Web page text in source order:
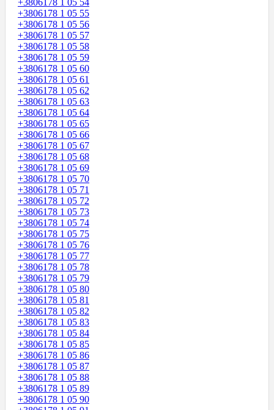
+3806178 1 05 54
+3806178 1 05 55
+3806178 1 05 56
+3806178 1 05 57
+3806178 1 05 58
+3806178 1 05 59
+3806178 1 05 60
+3806178 1 05 61
+3806178 1 05 62
+3806178 1 05 63
+3806178 1 05 64
+3806178 1 05 65
+3806178 1 05 66
+3806178 1 05 67
+3806178 1 05 68
+3806178 1 05 69
+3806178 1 05 70
+3806178 1 05 71
+3806178 1 05 72
+3806178 1 05 73
+3806178 1 05 74
+3806178 1 05 75
+3806178 1 05 76
+3806178 1 05 77
+3806178 1 05 78
+3806178 1 05 79
+3806178 1 05 80
+3806178 1 05 81
+3806178 1 05 82
+3806178 1 05 83
+3806178 1 05 84
+3806178 1 05 85
+3806178 1 05 86
+3806178 1 05 87
+3806178 1 05 88
+3806178 1 05 89
+3806178 1 05 90